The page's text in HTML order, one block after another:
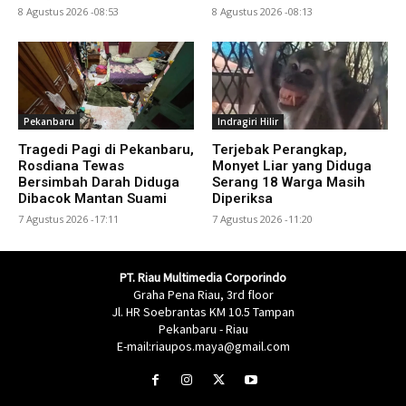
8 Agustus 2026 -08:53 8 Agustus 2026 -08:13
Pekanbaru
Tragedi Pagi di Pekanbaru,
Rosdiana Tewas
Bersimbah Darah Diduga
Dibacok Mantan Suami
7 Agustus 2026 -17:11
Indragiri Hilir
Terjebak Perangkap,
Monyet Liar yang Diduga
Serang 18 Warga Masih
Diperiksa
7 Agustus 2026 -11:20
PT. Riau Multimedia Corporindo
Graha Pena Riau, 3rd floor
Jl. HR Soebrantas KM 10.5 Tampan
Pekanbaru - Riau
E-mail:riaupos.maya@gmail.com